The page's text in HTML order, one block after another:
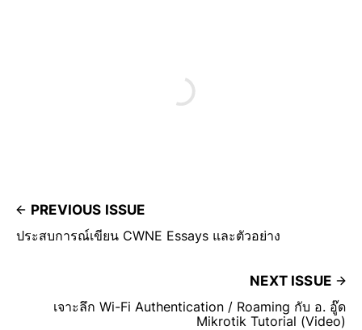
PREVIOUS ISSUE
ประสบการณ์เขียน CWNE Essays และตัวอย่าง
NEXT ISSUE
เจาะลึก Wi-Fi Authentication / Roaming กับ อ. อู๊ด
Mikrotik Tutorial (Video)